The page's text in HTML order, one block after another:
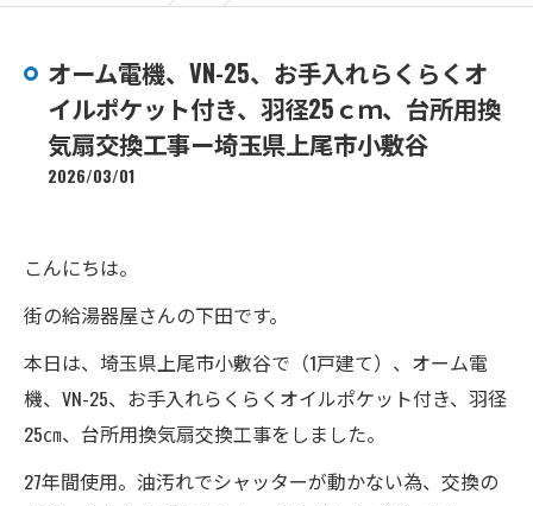
オーム電機、VN-25、お手入れらくらくオ
イルポケット付き、羽径25ｃｍ、台所用換
気扇交換工事ー埼玉県上尾市小敷谷
2026/03/01
こんにちは。
街の給湯器屋さんの下田です。
本日は、埼玉県上尾市小敷谷で（1戸建て）、オーム電
機、VN-25、お手入れらくらくオイルポケット付き、羽径
25㎝、台所用換気扇交換工事をしました。
27年間使用。油汚れでシャッターが動かない為、交換の